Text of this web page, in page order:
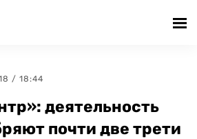
/ 18:44
деятельность
почти две трети